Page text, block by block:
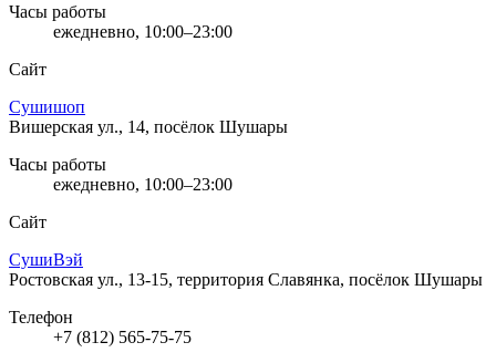
Часы работы
ежедневно, 10:00–23:00
Сайт
Сушишоп
Вишерская ул., 14, посёлок Шушары
Часы работы
ежедневно, 10:00–23:00
Сайт
СушиВэй
Ростовская ул., 13-15, территория Славянка, посёлок Шушары
Телефон
+7 (812) 565-75-75